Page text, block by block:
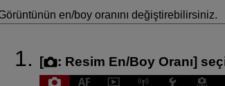
en/boy oranını değiştirebilirsiniz.
[ : Resim En/Boy Oranı]